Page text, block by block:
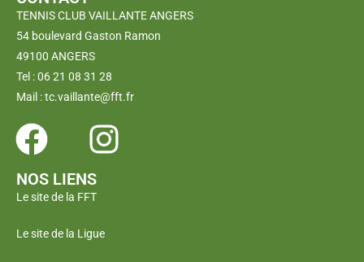
TENNIS CLUB VAILLANTE ANGERS
54 boulevard Gaston Ramon
49100 ANGERS
Tel : 06 21 08 31 28
Mail : tc.vaillante@fft.fr
NOS LIENS
Le site de la FFT
Le site de la Ligue